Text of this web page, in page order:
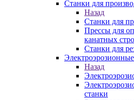
Станки для
Назад
Станки для
Прессы для
канатных
Станки для
Назад
станки